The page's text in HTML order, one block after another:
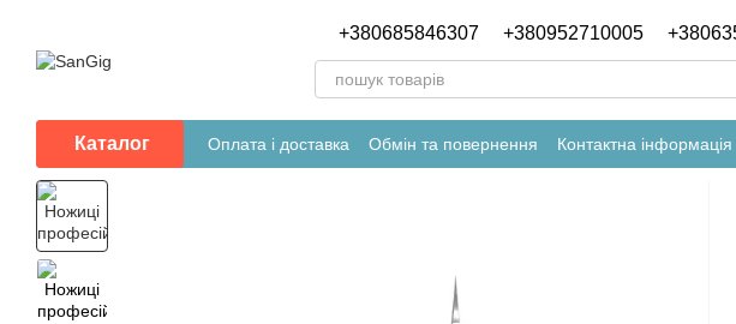
+380685846307 +380952710005
Каталог Оплата і доставка Обмін та повернення Контактна інформація